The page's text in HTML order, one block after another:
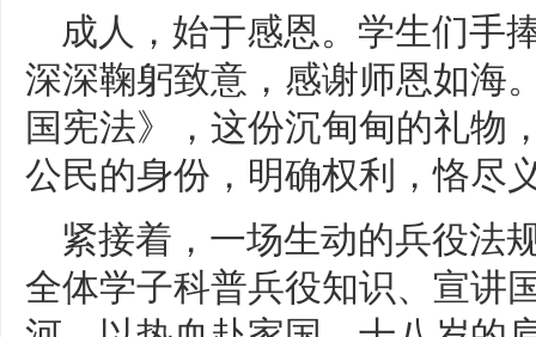
成人，始于感恩。学生们手
深深鞠躬致意，感谢师恩如海
国宪法》，这份沉甸甸的礼物
公民的身份，明确权利，恪尽
紧接着，一场生动的兵役法
全体学子科普兵役知识、宣讲